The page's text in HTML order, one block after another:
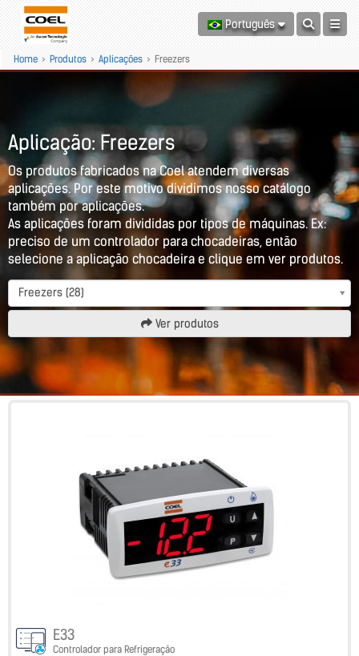
Português
Home > Produtos > Aplicações > Freezers
Aplicação: Freezers
Os produtos fabricados na Coel atendem diversas
aplicações. Por este motivo dividimos nosso catálogo
também por aplicações.
As aplicações foram divididas por tipos de máquinas. Ex:
preciso de um controlador para chocadeiras, então
selecione a aplicação chocadeira e clique em ver produtos.
Freezers (28)
Ver produtos
E33
Controlador para Refrigeração